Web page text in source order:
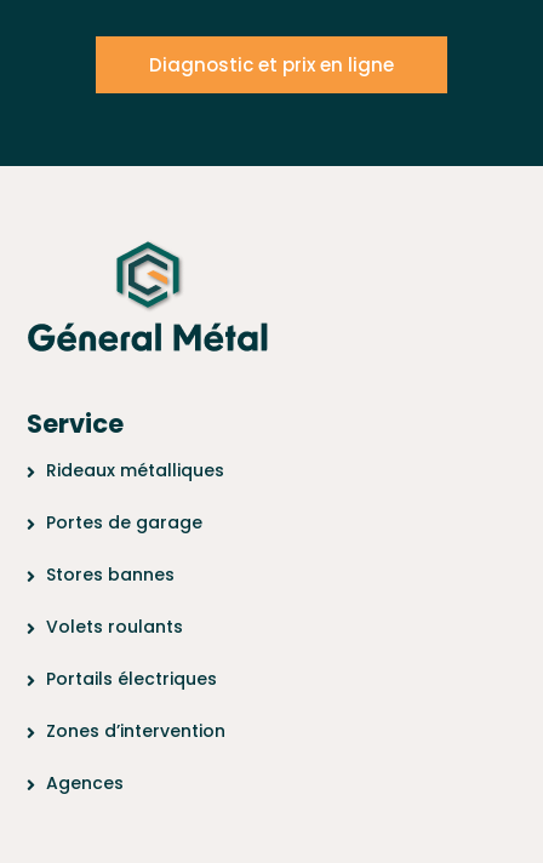
Diagnostic et prix en ligne
Service
Rideaux métalliques
Portes de garage
Stores bannes
Volets roulants
Portails électriques
Zones d’intervention
Agences